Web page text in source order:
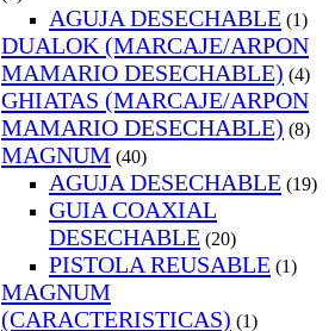
AGUJA DESECHABLE (1)
DUALOK (MARCAJE/ARPON
MAMARIO DESECHABLE) (4)
GHIATAS (MARCAJE/ARPON
MAMARIO DESECHABLE) (8)
MAGNUM (40)
AGUJA DESECHABLE (19)
GUIA COAXIAL
DESECHABLE (20)
PISTOLA REUSABLE (1)
MAGNUM
(CARACTERISTICAS) (1)